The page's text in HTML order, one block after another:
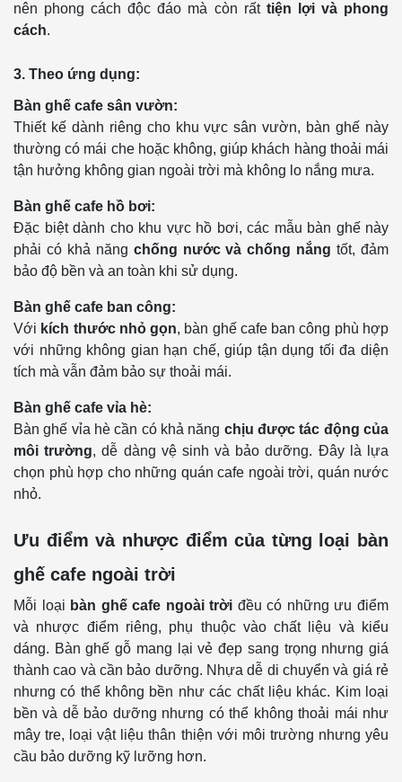
nên phong cách độc đáo mà còn rất tiện lợi và phong
cách.
3. Theo ứng dụng:
Bàn ghế cafe sân vườn:
Thiết kế dành riêng cho khu vực sân vườn, bàn ghế này
thường có mái che hoặc không, giúp khách hàng thoải mái
tận hưởng không gian ngoài trời mà không lo nắng mưa.
Bàn ghế cafe hồ bơi:
Đặc biệt dành cho khu vực hồ bơi, các mẫu bàn ghế này
phải có khả năng chống nước và chống nắng tốt, đảm
bảo độ bền và an toàn khi sử dụng.
Bàn ghế cafe ban công:
Với kích thước nhỏ gọn, bàn ghế cafe ban công phù hợp
với những không gian hạn chế, giúp tận dụng tối đa diện
tích mà vẫn đảm bảo sự thoải mái.
Bàn ghế cafe vỉa hè:
Bàn ghế vỉa hè cần có khả năng chịu được tác động của
môi trường, dễ dàng vệ sinh và bảo dưỡng. Đây là lựa
chọn phù hợp cho những quán cafe ngoài trời, quán nước
nhỏ.
Ưu điểm và nhược điểm của từng loại bàn
ghế cafe ngoài trời
Mỗi loại bàn ghế cafe ngoài trời đều có những ưu điểm
và nhược điểm riêng, phụ thuộc vào chất liệu và kiểu
dáng. Bàn ghế gỗ mang lại vẻ đẹp sang trọng nhưng giá
thành cao và cần bảo dưỡng. Nhựa dễ di chuyển và giá rẻ
nhưng có thể không bền như các chất liệu khác. Kim loại
bền và dễ bảo dưỡng nhưng có thể không thoải mái như
mây tre, loại vật liệu thân thiện với môi trường nhưng yêu
cầu bảo dưỡng kỹ lưỡng hơn.